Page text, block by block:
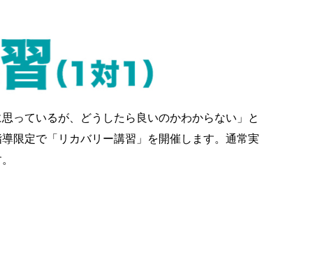
っているが、どうしたら良いのかわからない」と
限定で「リカバリー講習」を開催します。 通常実